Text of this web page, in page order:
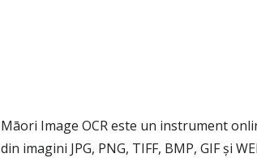
Māori Image OCR este un instrument
din imagini JPG, PNG, TIFF, BMP, GIF și